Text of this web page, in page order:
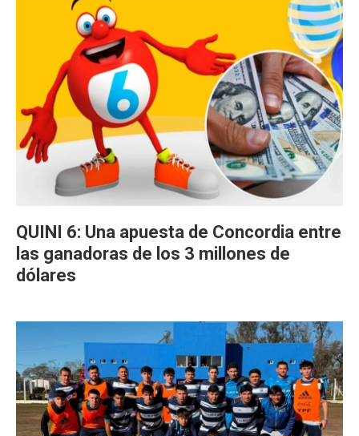
QUINI 6: Una apuesta de Concordia entre
las ganadoras de los 3 millones de
dólares